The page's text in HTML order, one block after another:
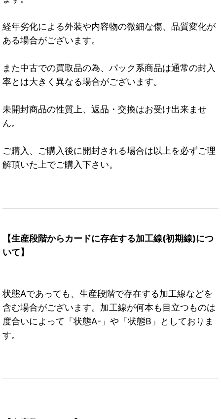
経年劣化による外装や内容物の微細な傷、品質変化が
ある場合がございます。
また中古での買取品の為、パック系商品は通常の封入
率とは大きく異なる場合がございます。
未開封商品の性質上、返品・交換はお受け出来ませ
ん。
ご購入、ご購入後に開封される場合は以上を必ずご理
解頂いた上でご購入下さい。
【生産段階からカードに存在する加工線(初期線)につ
いて】
状態Aであっても、生産段階で存在する加工線などを
含む場合がございます。加工線が何本も目立つものは
度合いによって「状態A-」や「状態B」としておりま
す。